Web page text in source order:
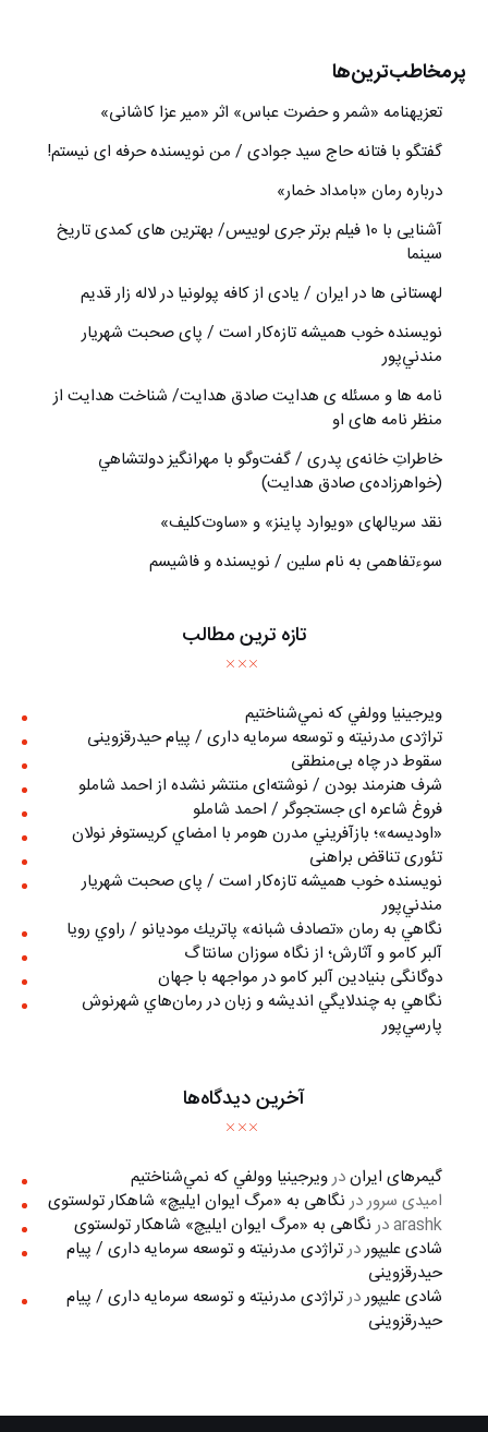
پرمخاطب‌ترین‌ها
تعزیه‎نامه‏ «شمر و حضرت عباس» اثر «میر عزا کاشانی»
گفتگو با فتانه حاج سید جوادی / من نویسنده حرفه ای نیستم!
درباره رمان «بامداد خمار»
آشنایی با 10 فیلم برتر جری لوییس/ بهترین های کمدی تاریخ
سینما
لهستانی ها در ایران / یادی از کافه پولونیا در لاله زار قدیم
نويسنده خوب هميشه تازه‌كار است / پای صحبت شهريار
مندني‌پور
نامه ها و مسئله ی هدایت صادق هدایت/ شناخت هدایت از
منظر نامه های او
خاطراتِ خانه‌ی پدری / گفت‌وگو با مهرانگيز دولتشاهي
(خواهرزاده‌ی صادق هدايت)
نقد سریالهای «ویوارد پاینز» و «ساوت‌کلیف»
سوءتفاهمی به نام سلین / نویسنده و فاشیسم
تازه ترین مطالب
ويرجينيا وولفي كه نمي‌شناختيم
تراژدی مدرنیته و توسعه سرمایه داری / پیام حیدرقزوینی
سقوط در چاه بی‌منطقی
شرف هنرمند بودن / نوشته‌ای منتشر نشده از احمد شاملو
فروغ شاعره ای جستجوگر / احمد شاملو
«اوديسه»؛ بازآفريني مدرن هومر با امضاي كريستوفر نولان
تئوری تناقض براهنی
نويسنده خوب هميشه تازه‌كار است / پای صحبت شهريار
مندني‌پور
نگاهي به رمان «تصادف شبانه» پاتريك موديانو / راوي رويا
آلبر کامو و آثارش؛ از نگاه سوزان سانتاگ
دوگانگی بنیادین آلبر کامو در مواجهه با جهان
نگاهي به چندلايگي انديشه و زبان در رمان‌هاي شهرنوش
پارسي‌پور
آخرین دیدگاه‌ها
گیمرهای ایراندرويرجينيا وولفي كه نمي‌شناختيم
امیدی سروردر نگاهی به «مرگ ايوان ايليچ» شاهکار تولستوی
arashkدر نگاهی به «مرگ ايوان ايليچ» شاهکار تولستوی
شادی علیپوردرتراژدی مدرنیته و توسعه سرمایه داری / پیام
حیدرقزوینی
شادی علیپوردرتراژدی مدرنیته و توسعه سرمایه داری / پیام
حیدرقزوینی